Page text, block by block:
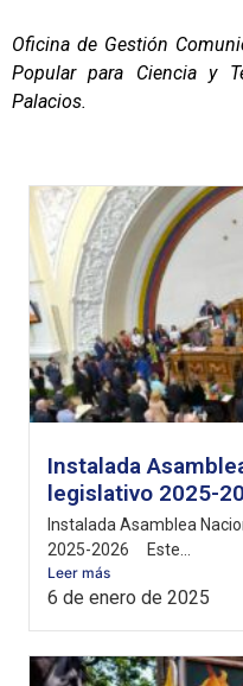
Oficina de Gestión
Popular para Ciencia y
Palacios.
Instalada
legislativo 2025-
Instalada Asamblea
2025-2026 Este...
Leer más
6 de enero de 2025